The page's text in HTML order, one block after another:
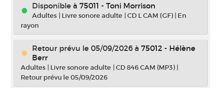
Disponible à 75011 - Toni Morrison
Adultes | Livre sonore adulte |CD L CAM (GF) | En
rayon
Retour prévu le 05/09/2026 à 75012 - Hélène
Berr
Adultes | Livre sonore adulte |CD 846 CAM (MP3) |
Retour prévu le 05/09/2026